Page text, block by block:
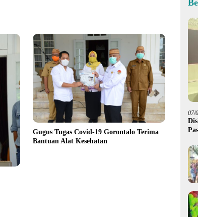
Gugus Tugas Covid-19 Gorontalo Terima
Bantuan Alat Kesehatan
07/